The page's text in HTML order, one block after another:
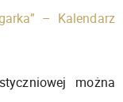
– Kalendarz
można